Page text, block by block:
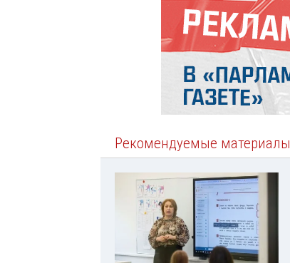
Рекомендуемые материалы